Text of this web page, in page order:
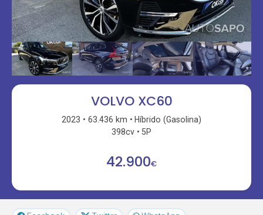
VOLVO XC60
2023 63.436 km
Híbrido (Gasolina)
398cv
5P
42.900€